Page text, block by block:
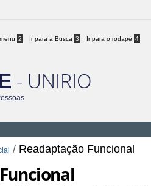
2 Ir para a Busca 3 Ir para o rodapé 4
- UNIRIO
/ Readaptação Funcional